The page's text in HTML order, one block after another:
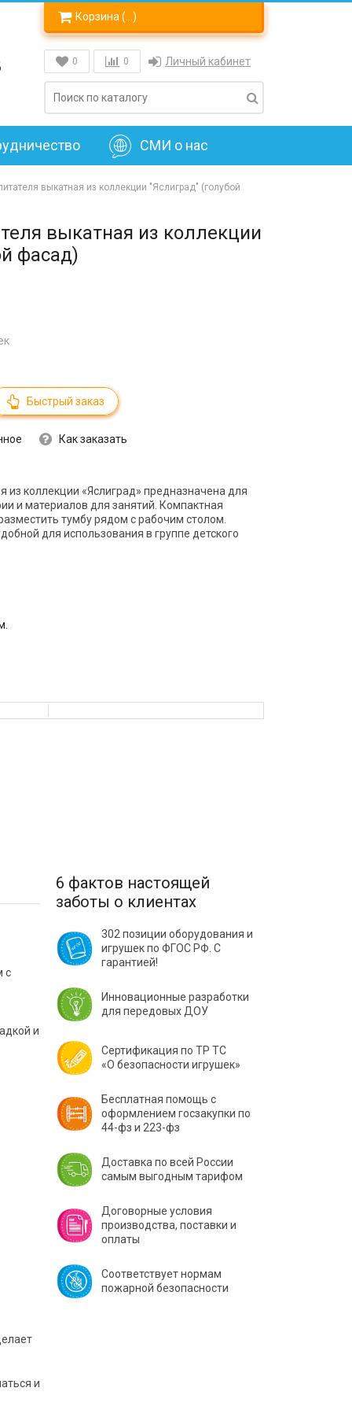
Корзина ( )
0 0 Личный кабинет
СМИ о нас
выкатная из коллекции "Яслиград" (голубой
выкатная из коллекции
фасад)
Быстрый заказ
Как заказать
из коллекции «Яслиград» предназначена для
и материалов для занятий. Компактная
тумбу рядом с рабочим столом.
для использования в группе детского
с
и
и
6 фактов настоящей
заботы о клиентах
302 позиции оборудования и
игрушек по ФГОС РФ. С
гарантией!
Инновационные разработки
для передовых ДОУ
Сертификация по ТР ТС
«О безопасности игрушек»
Бесплатная помощь с
оформлением госзакупки по
44-фз и 223-фз
Доставка по всей России
самым выгодным тарифом
Договорные условия
производства, поставки и
оплаты
Соответствует нормам
пожарной безопасности